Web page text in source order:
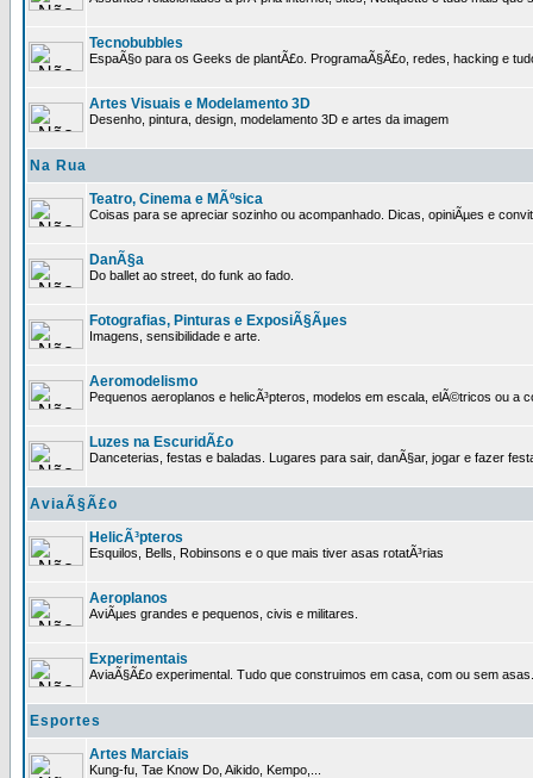
Tecnobubbles
EspaÃ§o para os Geeks de plantÃ£o. ProgramaÃ§Ã£o, redes, hacking e
Artes Visuais e Modelamento 3D
Desenho, pintura, design, modelamento 3D e artes da imagem
Na Rua
Teatro, Cinema e MÃºsica
Coisas para se apreciar sozinho ou acompanhado. Dicas, opiniÃµes e
DanÃ§a
Do ballet ao street, do funk ao fado.
Fotografias, Pinturas e ExposiÃ§Ãµes
Imagens, sensibilidade e arte.
Aeromodelismo
Pequenos aeroplanos e helicÃ³pteros, modelos em escala, elÃ©tricos ou a
Luzes na EscuridÃ£o
Danceterias, festas e baladas. Lugares para sair, danÃ§ar, jogar e fazer
AviaÃ§Ã£o
HelicÃ³pteros
Esquilos, Bells, Robinsons e o que mais tiver asas rotatÃ³rias
Aeroplanos
AviÃµes grandes e pequenos, civis e militares.
Experimentais
AviaÃ§Ã£o experimental. Tudo que construimos em casa, com ou sem asas.
Esportes
Artes Marciais
Kung-fu, Tae Know Do, Aikido, Kempo,...